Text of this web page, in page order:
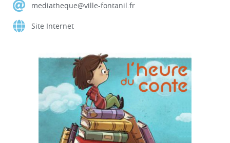
mediatheque@ville-fontanil.fr
Site Internet